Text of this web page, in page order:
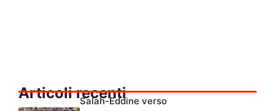
Articoli recenti
Salah-Eddine verso